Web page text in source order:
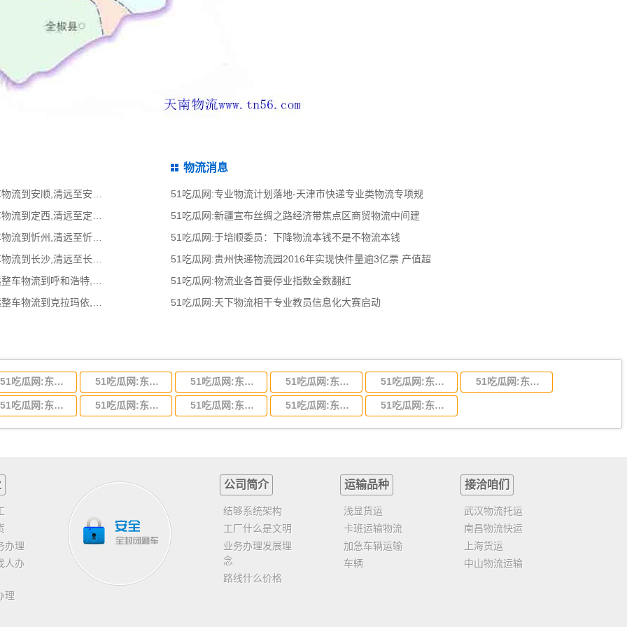
51吃瓜网:清远到忻州物流公司,清远整车物流到忻州,清远至忻州物流专线 - 天南
51吃瓜网:清远到长沙物流公司,清远整车物流到长沙,清远至长沙物流专线 - 天南
物流消息
51吃瓜网:专业物流计划落地-天津市快递专业类物流专项规
51吃瓜网:新疆宣布丝绸之路经济带焦点区商贸物流中间建
51吃瓜网:于培顺委员：下降物流本钱不是不物流本钱
51吃瓜网:贵州快递物流园2016年实现快件量逾3亿票 产值超
51吃瓜网:物流业各首要停业指数全数翻红
51吃瓜网:天下物流相干专业教员信息化大赛启动
51吃瓜网:东莞到河北省物流专线,东莞到河北省物流公司 51吃瓜网:东莞到吉林省物流运输,东莞到吉林省物流公司 51吃瓜网:东莞到甘肃省物流运输,东莞到甘肃省物流公司 51吃瓜网:东莞到陕西省物流运输,东莞到陕西省物流公司 51吃瓜网:东莞到贵州省物流运输,东莞到贵州省物流公司 51吃瓜网:东莞到四川省物流专线,东莞到四川省物流公司
51吃瓜网:东莞到山东省物流专线,东莞到山东省物流公司 51吃瓜网:东莞到江苏物流专线运输,东莞到江苏省物流公司 51吃瓜网:东莞到浙江省物流运输,东莞到浙江省物流公司 51吃瓜网:东莞到福建省物流运输,东莞到福建省物流公司 51吃瓜网:东莞到广西物流专线,东莞到广西物流公司
办理
人办
理
公司简介
结够系统架构
工厂什么是文明
业务办理发展理
念
路线什么价格
运输品种
浅显货运
卡班运输物流
加急车辆运输
车辆
接洽咱们
武汉物流托运
南昌物流快运
上海货运
中山物流运输